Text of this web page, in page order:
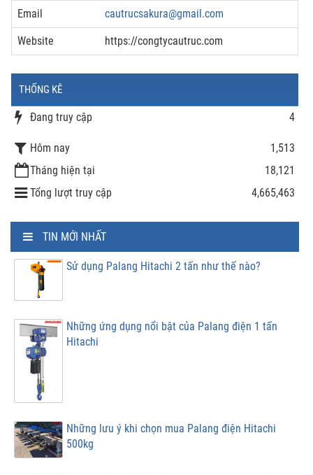
Email cautrucsakura@gmail.com
Website https://congtycautruc.com
THỐNG KÊ
Đang truy cập 4
Hôm nay
1,513
Tháng hiện tại
18,121
Tổng lượt truy cập
4,665,463
TIN MỚI NHẤT
Sử dụng Palang Hitachi 2 tấn như thế nào?
Những ứng dụng nổi bật của Palang điện 1 tấn
Hitachi
Những lưu ý khi chọn mua Palang điện Hitachi
500kg